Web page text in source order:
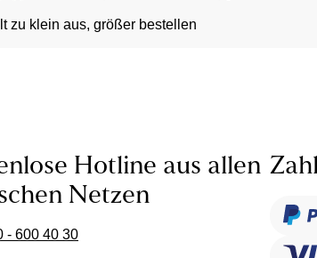
zu klein aus, größer bestellen
Hotline aus allen
Netzen
- 600 40 30